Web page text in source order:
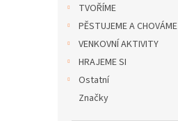
TVOŘÍME
PĚSTUJEME A CHOVÁME
VENKOVNÍ AKTIVITY
HRAJEME SI
Ostatní
Značky